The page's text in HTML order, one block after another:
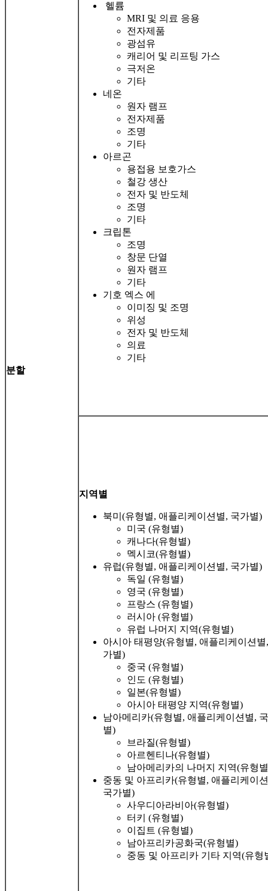
분할
헬륨
MRI 및 의료 응용
전자제품
광섬유
캐리어 및 리프팅 가스
극저온
기타
네온
원자 램프
전자제품
조명
기타
아르곤
용접용 보호가스
철강 생산
전자 및 반도체
조명
기타
크립톤
조명
창문 단열
원자 램프
기타
기호 엑스 에
이미징 및 조명
위성
전자 및 반도체
의료
기타
지역별
북미(유형별, 애플리케이션별, 국가별)
미국 (유형별)
캐나다(유형별)
멕시코(유형별)
유럽(유형별, 애플리케이션별, 국가별)
독일 (유형별)
영국 (유형별)
프랑스 (유형별)
러시아 (유형별)
유럽 ​​나머지 지역(유형별)
아시아 태평양(유형별, 애플리케이션별
가별)
중국 (유형별)
인도 (유형별)
일본(유형별)
아시아 태평양 지역(유형별)
남아메리카(유형별, 애플리케이션별,
별)
브라질(유형별)
아르헨티나(유형별)
남아메리카의 나머지 지역(유형
중동 및 아프리카(유형별, 애플리케이
국가별)
사우디아라비아(유형별)
터키 (유형별)
이집트 (유형별)
남아프리카공화국(유형별)
중동 및 아프리카 기타 지역(유형